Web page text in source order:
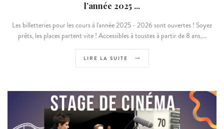
l’année 2025 ...
Les billetteries pour les cours à l'année 2025 - 2026 sont ouvertes ! Soyez
prêts, les places partent vite ! Accessibles à toustes à partir de 8 ans,...
LIRE LA SUITE